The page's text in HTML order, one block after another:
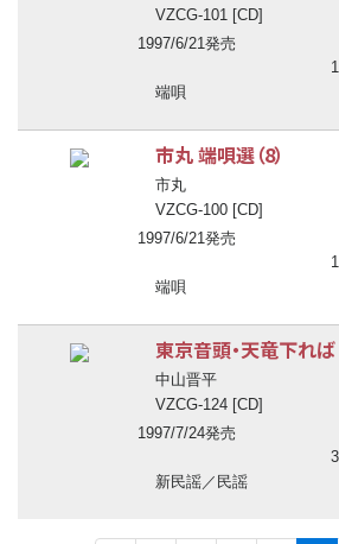
VZCG-101 [CD]
1997/6/21発売
端唄
市丸 端唄選（8）
市丸
VZCG-100 [CD]
1997/6/21発売
端唄
東京音頭・天竜下れ
中山晋平
VZCG-124 [CD]
1997/7/24発売
新民謡／民謡